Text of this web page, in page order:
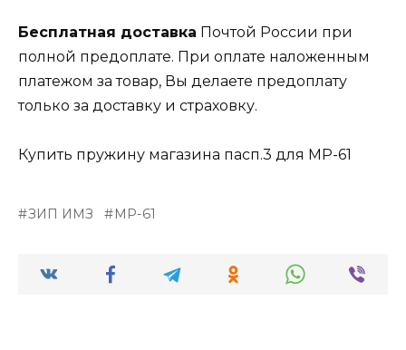
Бесплатная доставка Почтой России при
полной предоплате. При оплате наложенным
платежом за товар, Вы делаете предоплату
только за доставку и страховку.
Купить пружину магазина пасп.3 для МР-61
ЗИП ИМЗ МР-61